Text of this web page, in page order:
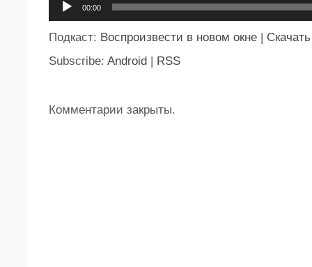
00:00
Подкаст: Воспроизвести в новом окне | Скачать
Subscribe: Android | RSS
Комментарии закрыты.